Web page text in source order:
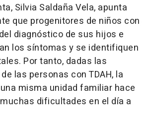
Silvia Saldaña Vela, apunta
que progenitores de niños con
diagnóstico de sus hijos e
los síntomas y se identifiquen
Por tanto, dadas las
las personas con TDAH, la
misma unidad familiar hace
dificultades en el día a